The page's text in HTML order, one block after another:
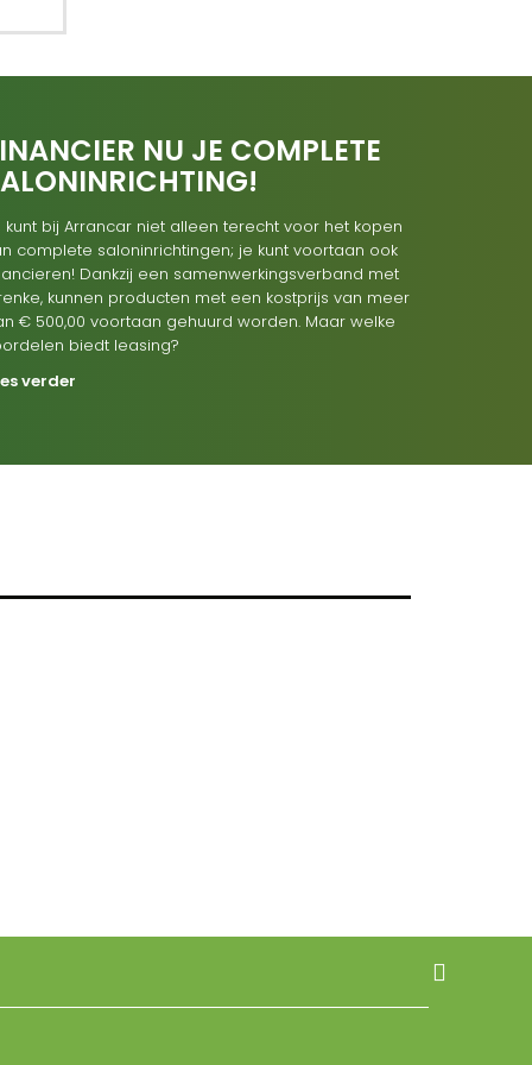
NU JE COMPLETE
kunt bij Arrancar niet alleen terecht voor het kopen
complete saloninrichtingen; je kunt voortaan ook
Dankzij een samenwerkingsverband met
kunnen producten met een kostprijs van meer
€ 500,00 voortaan gehuurd worden. Maar welke
biedt leasing?
verder